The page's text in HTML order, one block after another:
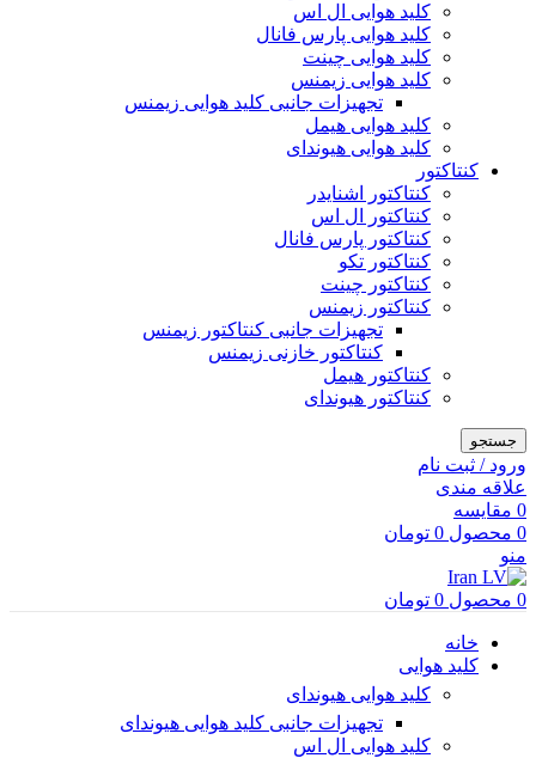
کلید هوایی ال اس
کلید هوایی پارس فانال
کلید هوایی چینت
کلید هوایی زیمنس
تجهیزات جانبی کلید هوایی زیمنس
کلید هوایی هیمل
کلید هوایی هیوندای
کنتاکتور
کنتاکتور اشنایدر
کنتاکتور ال اس
کنتاکتور پارس فانال
کنتاکتور تکو
کنتاکتور چینت
کنتاکتور زیمنس
تجهیزات جانبی کنتاکتور زیمنس
کنتاکتور خازنی زیمنس
کنتاکتور هیمل
کنتاکتور هیوندای
جستجو
ورود / ثبت نام
علاقه مندی
0 مقایسه
0 محصول 0 تومان
منو
0 محصول 0 تومان
خانه
کلید هوایی
کلید هوایی هیوندای
تجهیزات جانبی کلید هوایی هیوندای
کلید هوایی ال اس